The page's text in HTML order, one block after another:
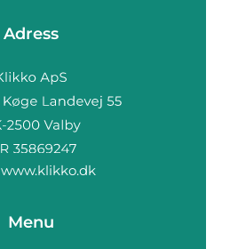
Adress
www.klikko.dk
Menu